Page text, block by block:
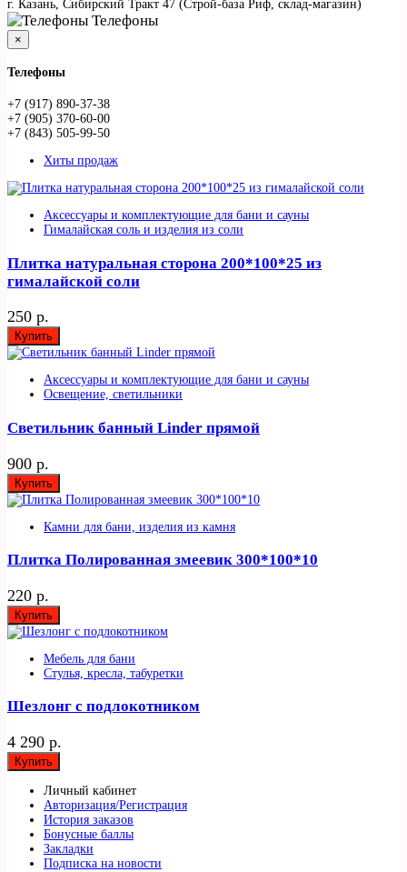
г. Казань, Сибирский Тракт 47 (Строй-база Риф, склад-магазин)
Телефоны
×
Телефоны
+7 (917) 890-37-38
+7 (905) 370-60-00
+7 (843) 505-99-50
Хиты продаж
Аксессуары и комплектующие для бани и сауны
Гималайская соль и изделия из соли
Плитка натуральная сторона 200*100*25 из
гималайской соли
250 р.
Купить
Аксессуары и комплектующие для бани и сауны
Освещение, светильники
Светильник банный Linder прямой
900 р.
Купить
Камни для бани, изделия из камня
Плитка Полированная змеевик 300*100*10
220 р.
Купить
Мебель для бани
Стулья, кресла, табуретки
Шезлонг с подлокотником
4 290 р.
Купить
Личный кабинет
Авторизация/Регистрация
История заказов
Бонусные баллы
Закладки
Подписка на новости